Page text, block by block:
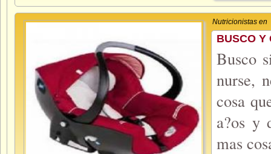
Nutricionistas en
BUSCO Y
Busco
nurse,
cosa
a?os y
mas